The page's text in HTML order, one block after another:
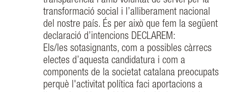
transformació social i l’alliberament nacional
del nostre país. És per això que fem la següent
declaració d’intencions DECLAREM:
Els/les sotasignants, com a possibles càrrecs
electes d’aquesta candidatura i com a
components de la societat catalana preocupats
perquè l'activitat política faci aportacions a